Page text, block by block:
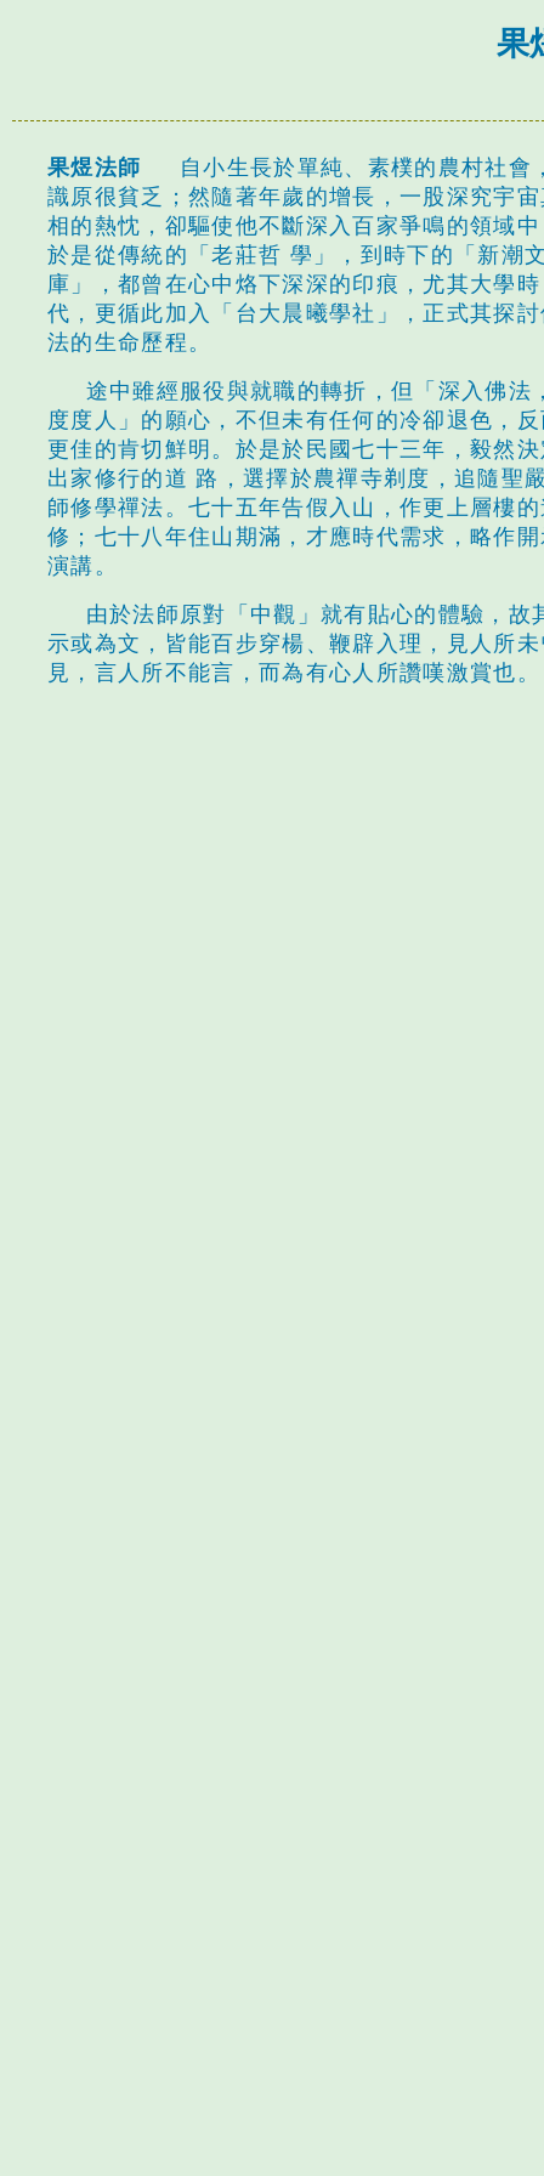
果
果煜法師 自小生長於單純、素樸的農村社會
識原很貧乏；然隨著年歲的增長，一股深究宇
相的熱忱，卻驅使他不斷深入百家爭鳴的領域
於是從傳統的「老莊哲 學」，到時下的「新潮
庫」，都曾在心中烙下深深的印痕，尤其大學時
代，更循此加入「台大晨曦學社」，正式其探
法的生命歷程。
途中雖經服役與就職的轉折，但「深入佛法
度度人」的願心，不但未有任何的冷卻退色，
更佳的肯切鮮明。於是於民國七十三年，毅然
出家修行的道 路，選擇於農禪寺剃度，追隨聖
師修學禪法。七十五年告假入山，作更上層樓
修；七十八年住山期滿，才應時代需求，略作
演講。
由於法師原對「中觀」就有貼心的體驗，故
示或為文，皆能百步穿楊、鞭辟入理，見人所
見，言人所不能言，而為有心人所讚嘆激賞也。